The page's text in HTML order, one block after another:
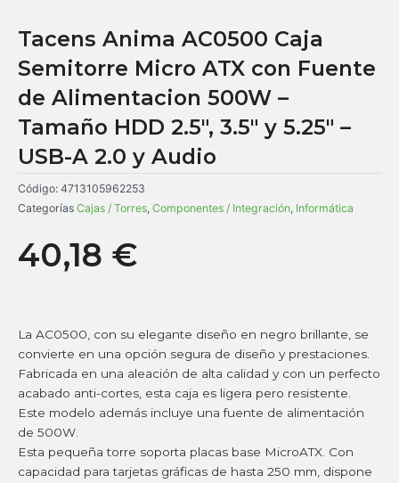
Tacens Anima AC0500 Caja
Semitorre Micro ATX con Fuente
de Alimentacion 500W –
Tamaño HDD 2.5″, 3.5″ y 5.25″ –
USB-A 2.0 y Audio
Código: 4713105962253
Categorías Cajas / Torres, Componentes / Integración, Informática
40,18 €
La AC0500, con su elegante diseño en negro brillante, se
convierte en una opción segura de diseño y prestaciones.
Fabricada en una aleación de alta calidad y con un perfecto
acabado anti-cortes, esta caja es ligera pero resistente.
Este modelo además incluye una fuente de alimentación
de 500W.
Esta pequeña torre soporta placas base MicroATX. Con
capacidad para tarjetas gráficas de hasta 250 mm, dispone